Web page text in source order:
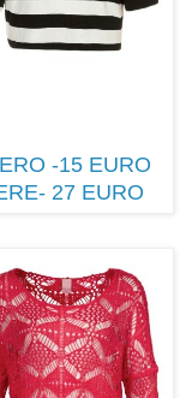
-15 EURO
27 EURO